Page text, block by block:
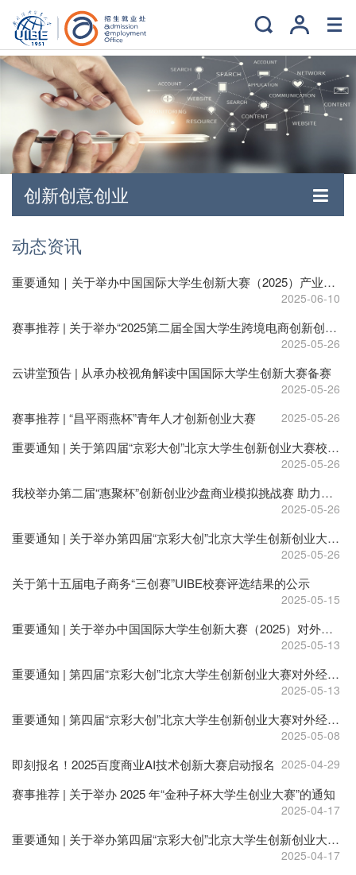
创新创意创业
动态资讯
重要通知｜关于举办中国国际大学生创新大赛（2025）产业赛道对外经济贸易大学校内赛的通知
2025-06-10
赛事推荐 | 关于举办“2025第二届全国大学生跨境电商创新创业大赛”的通知
2025-05-26
云讲堂预告 | 从承办校视角解读中国国际大学生创新大赛备赛
2025-05-26
赛事推荐 | “昌平雨燕杯”青年人才创新创业大赛 2025-05-26
重要通知 | 关于第四届“京彩大创”北京大学生创新创业大赛校内赛结果及推荐参加北京市市赛情况的公示
2025-05-26
我校举办第二届“惠聚杯”创新创业沙盘商业模拟挑战赛 助力青年学子探索创新创业之路
2025-05-26
重要通知 | 关于举办第四届“京彩大创”北京大学生创新创业大赛--“京彩AI·智汇全球”人工智能产业应用赛事的通知
2025-05-26
关于第十五届电子商务“三创赛”UIBE校赛评选结果的公示
2025-05-15
重要通知 | 关于举办中国国际大学生创新大赛（2025）对外经济贸易大学校内选拔赛的通知
2025-05-13
重要通知 | 第四届“京彩大创”北京大学生创新创业大赛对外经济贸易大学校内赛决赛通知
2025-05-13
重要通知 | 第四届“京彩大创”北京大学生创新创业大赛对外经济贸易大学校内赛复赛通知
2025-05-08
即刻报名！2025百度商业AI技术创新大赛启动报名 2025-04-29
赛事推荐 | 关于举办 2025 年“金种子杯大学生创业大赛”的通知
2025-04-17
重要通知 | 关于举办第四届“京彩大创”北京大学生创新创业大赛对外经济贸易大学校内选拔赛的通知
2025-04-17